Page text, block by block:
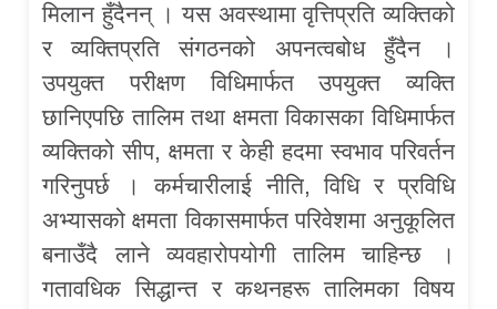
मिलान हुँदैनन् । यस अवस्थामा वृत्तिप्रति व्यक्तिको
र व्यक्तिप्रति संगठनको अपनत्वबोध हुँदैन ।
उपयुक्त परीक्षण विधिमार्फत उपयुक्त व्यक्ति
छानिएपछि तालिम तथा क्षमता विकासका विधिमार्फत
व्यक्तिको सीप, क्षमता र केही हदमा स्वभाव परिवर्तन
गरिनुपर्छ । कर्मचारीलाई नीति, विधि र प्रविधि
अभ्यासको क्षमता विकासमार्फत परिवेशमा अनुकूलित
बनाउँदै लाने व्यवहारोपयोगी तालिम चाहिन्छ ।
गतावधिक सिद्धान्त र कथनहरू तालिमका विषय